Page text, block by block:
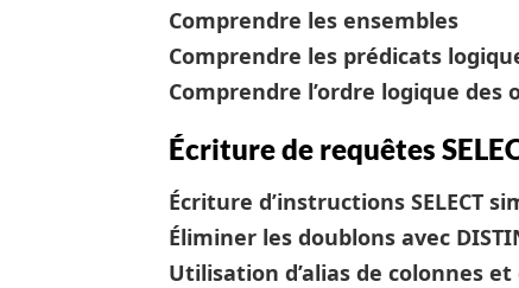
Comprendre les ensembles
Comprendre les prédicats
Comprendre l’ordre logique des
Écriture de requêtes
Écriture d’instructions SELECT
Éliminer les doublons avec
Utilisation d’alias de colonnes